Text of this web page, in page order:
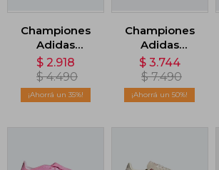
Championes
Adidas
Gamecourt 2.0
- Blanco
$ 2.918
$ 4.490
35
Championes
Adidas
Rapidmove
ADV 2 - Verde
$ 3.744
$ 7.490
50